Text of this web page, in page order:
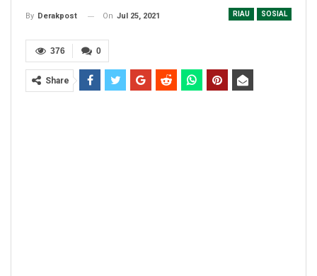
RIAU SOSIAL
By Derakpost On Jul 25, 2021
0
376
Share